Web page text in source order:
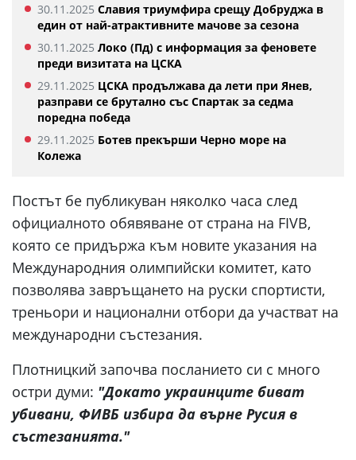
30.11.2025 Славия триумфира срещу Добруджа в
един от най-атрактивните мачове за сезона
30.11.2025 Локо (Пд) с информация за феновете
преди визитата на ЦСКА
29.11.2025 ЦСКА продължава да лети при Янев,
разправи се брутално със Спартак за седма
поредна победа
29.11.2025 Ботев прекърши Черно море на
Колежа
Постът бе публикуван няколко часа след
официалното обявяване от страна на FIVB,
която се придържа към новите указания на
Международния олимпийски комитет, като
позволява завръщането на руски спортисти,
треньори и национални отбори да участват на
международни състезания.
Плотницкий започва посланието си с много
остри думи: "Докато украинците биват
убивани, ФИВБ избира да върне Русия в
състезанията."